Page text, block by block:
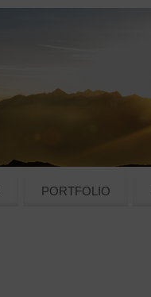
PORTFOLIO